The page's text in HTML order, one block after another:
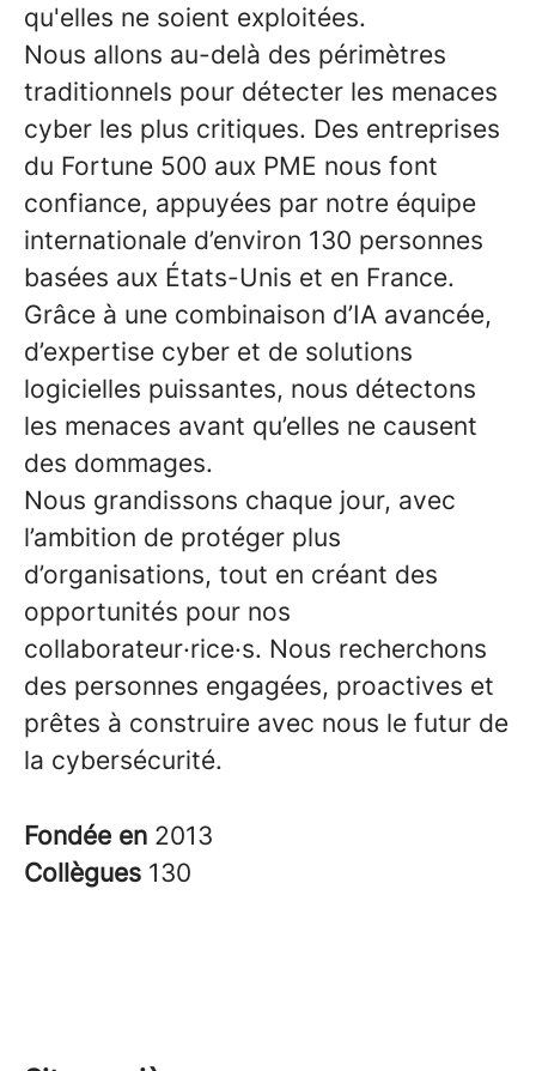
qu'elles ne soient exploitées.
Nous allons au-delà des périmètres
traditionnels pour détecter les menaces
cyber les plus critiques. Des entreprises
du Fortune 500 aux PME nous font
confiance, appuyées par notre équipe
internationale d’environ 130 personnes
basées aux États-Unis et en France.
Grâce à une combinaison d’IA avancée,
d’expertise cyber et de solutions
logicielles puissantes, nous détectons
les menaces avant qu’elles ne causent
des dommages.
Nous grandissons chaque jour, avec
l’ambition de protéger plus
d’organisations, tout en créant des
opportunités pour nos
collaborateur·rice·s. Nous recherchons
des personnes engagées, proactives et
prêtes à construire avec nous le futur de
la cybersécurité.
Fondée en 2013
Collègues 130